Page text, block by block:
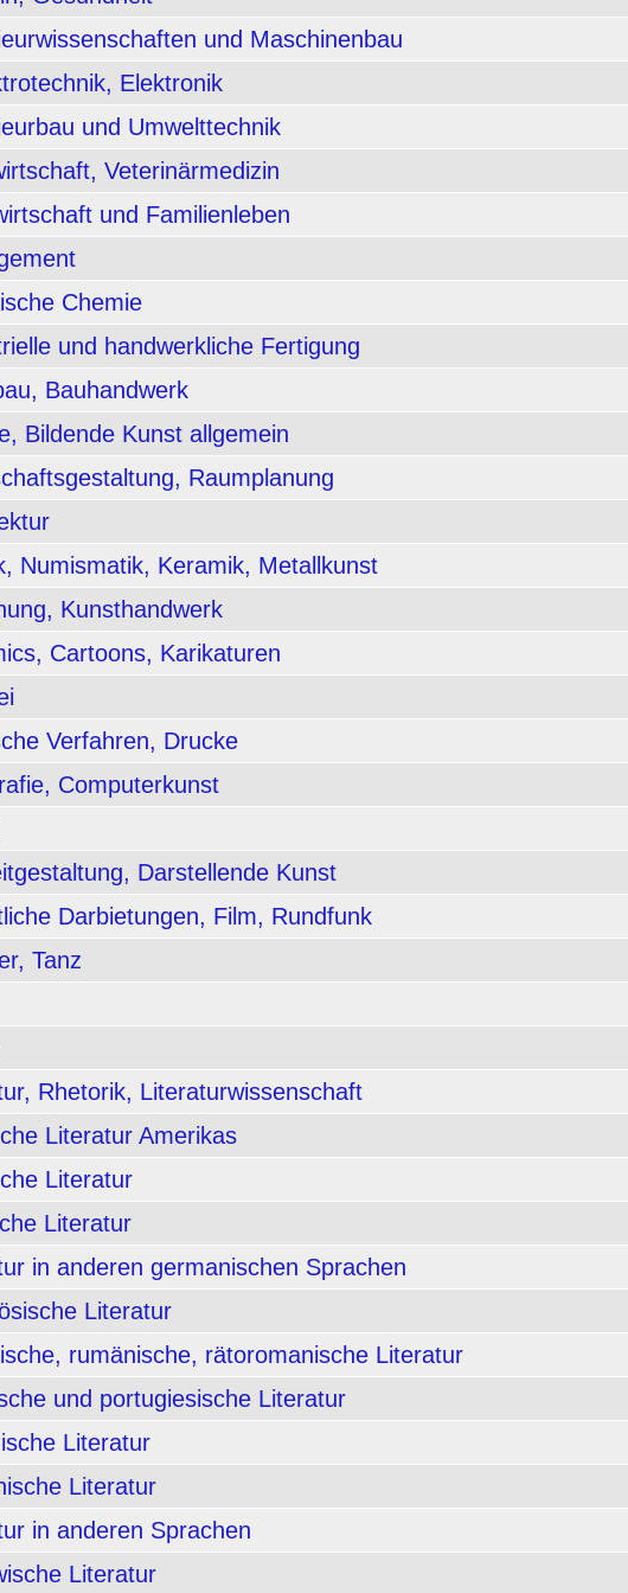
und Maschinenbau
Elektronik
und Umwelttechnik
Veterinärmedizin
und Familienleben
Chemie
und handwerkliche Fertigung
Bauhandwerk
Bildende Kunst allgemein
Raumplanung
Numismatik, Keramik, Metallkunst
Kunsthandwerk
Cartoons, Karikaturen
Verfahren, Drucke
Computerkunst
Darstellende Kunst
Darbietungen, Film, Rundfunk
Tanz
Rhetorik, Literaturwissenschaft
Literatur Amerikas
Literatur
Literatur
in anderen germanischen Sprachen
Literatur
rumänische, rätoromanische Literatur
und portugiesische Literatur
Literatur
Literatur
in anderen Sprachen
Literatur